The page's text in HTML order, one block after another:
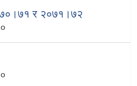
र २०७१।७२